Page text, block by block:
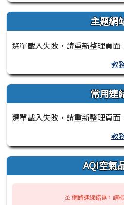
主題網
選單載入失敗，請重新整理頁面
教
常用連
選單載入失敗，請重新整理頁面
教
AQI空氣
⚠️ 網路連線錯誤，請